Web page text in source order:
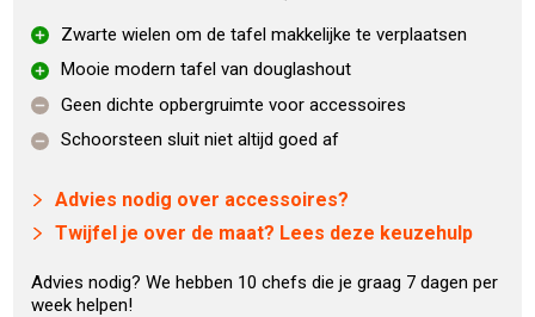
tafel gemakkelijk te verplaatsen dankzij vier stevige
zwenkwielen, waarvan twee voorzien zijn van een rem.
Perfect voor flexibel gebruik in je tuin of op je terras.
Eigenschappen Buitenkeuken Kansas
Base + Bastard Large
Inclusief BBQThe Bastard Large,The Bastard Large
Urban ofThe Bastard Large VX.
Duurzaam en sterk, afkomstig van naaldbomen uit
Zwarte wielen om de tafel makkelijke te verplaatsen
Mooie modern tafel van douglashout
Geen dichte opbergruimte voor accessoires
Schoorsteen sluit niet altijd goed af
Advies nodig over accessoires?
Twijfel je over de maat? Lees deze keuzehulp
Advies nodig? We hebben 10 chefs die je graag 7 dagen per
week helpen!